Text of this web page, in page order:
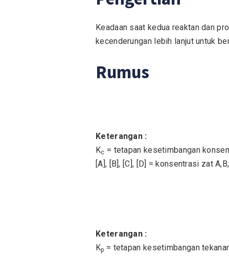
Keadaan saat kedua reaktan dan
kecenderungan lebih lanjut untuk
Rumus
Keterangan :
Kc = tetapan kesetimbangan
[A], [B], [C], [D] = konsentrasi zat
Keterangan :
Kp = tetapan kesetimbangan